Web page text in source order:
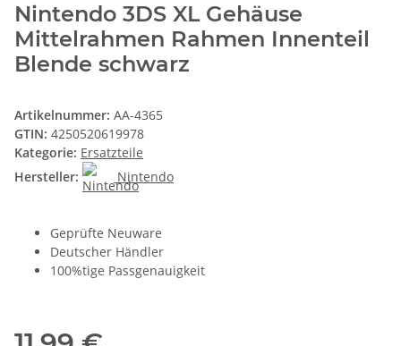
Nintendo 3DS XL Gehäuse
Mittelrahmen Rahmen Innenteil
Blende schwarz
Artikelnummer: AA-4365
GTIN: 4250520619978
Kategorie: Ersatzteile
Hersteller:
Nintendo
Geprüfte Neuware
Deutscher Händler
100%tige Passgenauigkeit